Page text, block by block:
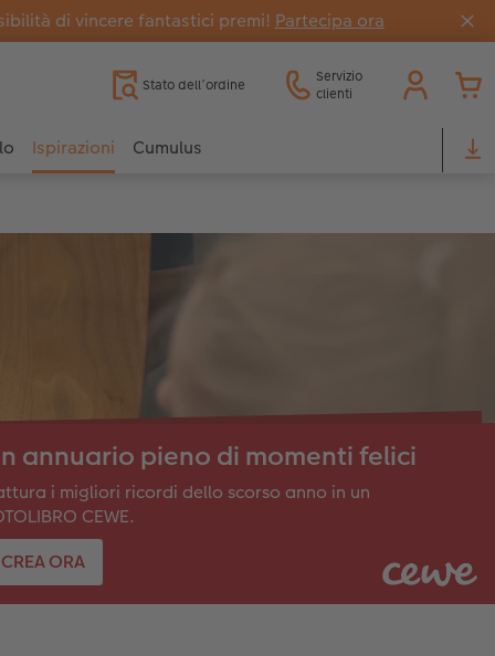
di vincere fantastici premi! Partecipa ora
Stato dell’ordine
Servizio
clienti
Ispirazioni Cumulus
annuario pieno di momenti felici
i migliori ricordi dello scorso anno in un
CEWE.
CREA ORA